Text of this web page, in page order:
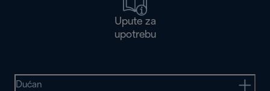
Upute za
upotrebu
Dućan